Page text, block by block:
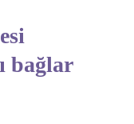
bağlar